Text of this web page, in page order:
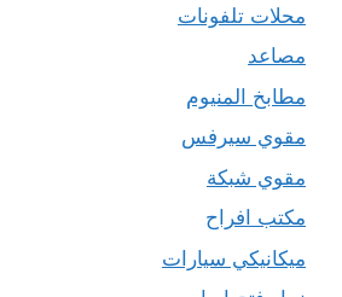
محلات تلفونات
مصاعد
مطابخ المنيوم
مقوي سيرفس
مقوي شبكة
مكتب افراح
ميكانيكي سيارات